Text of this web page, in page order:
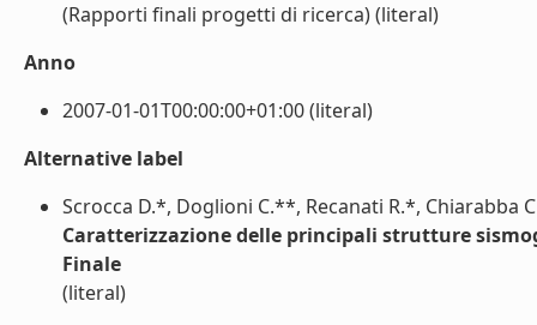
(Rapporti finali progetti di ricerca) (literal)
Anno
2007-01-01T00:00:00+01:00 (literal)
Alternative label
Scrocca D.*, Doglioni C.**, Recanati R.*,
Caratterizzazione delle principali strutture
Finale
(literal)